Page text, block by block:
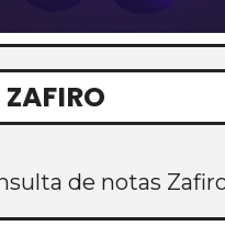
ZAFIRO
de notas